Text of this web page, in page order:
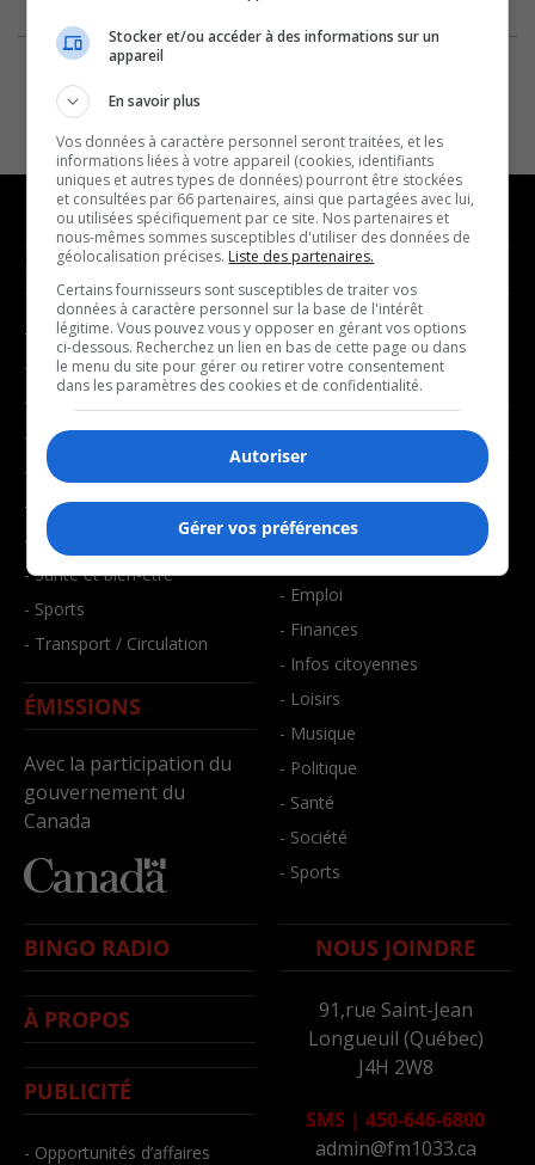
NOUVELLES
- Affaires municipales
- Communauté / Social
- Culture
- Économie
- Éducation
- Environnement
- Faits divers
- Santé et bien-être
- Sports
- Transport / Circulation
ÉMISSIONS
Avec la participation du
gouvernement du
Canada
MUSIQUE
- Décompte franco
- Joué récemment
BALADOS
- Art de vivre
- Bien-être
- Emploi
- Finances
- Infos citoyennes
- Loisirs
- Musique
- Politique
- Santé
- Société
- Sports
BINGO RADIO
À PROPOS
PUBLICITÉ
- Opportunités d’affaires
NOUS JOINDRE
91,rue Saint-Jean
Longueuil (Québec)
J4H 2W8
SMS | 450-646-6800
admin@fm1033.ca
Stocker et/ou accéder à des informations sur un
appareil
En savoir plus
Vos données à caractère personnel seront traitées, et les
informations liées à votre appareil (cookies, identifiants
uniques et autres types de données) pourront être stockées
et consultées par 66 partenaires, ainsi que partagées avec lui,
ou utilisées spécifiquement par ce site. Nos partenaires et
nous-mêmes sommes susceptibles d'utiliser des données de
géolocalisation précises. Liste des partenaires.
Certains fournisseurs sont susceptibles de traiter vos
données à caractère personnel sur la base de l'intérêt
légitime. Vous pouvez vous y opposer en gérant vos options
ci-dessous. Recherchez un lien en bas de cette page ou dans
le menu du site pour gérer ou retirer votre consentement
dans les paramètres des cookies et de confidentialité.
Autoriser
Gérer vos préférences